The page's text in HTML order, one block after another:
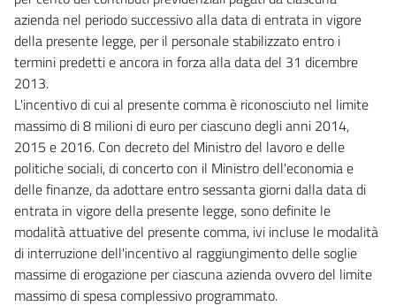
azienda nel periodo successivo alla data di entrata in vigore
della presente legge, per il personale stabilizzato entro i
termini predetti e ancora in forza alla data del 31 dicembre
2013.
L'incentivo di cui al presente comma è riconosciuto nel limite
massimo di 8 milioni di euro per ciascuno degli anni 2014,
2015 e 2016. Con decreto del Ministro del lavoro e delle
politiche sociali, di concerto con il Ministro dell'economia e
delle finanze, da adottare entro sessanta giorni dalla data di
entrata in vigore della presente legge, sono definite le
modalità attuative del presente comma, ivi incluse le modalità
di interruzione dell'incentivo al raggiungimento delle soglie
massime di erogazione per ciascuna azienda ovvero del limite
massimo di spesa complessivo programmato.